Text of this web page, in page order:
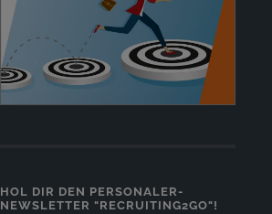
HOL DIR DEN PERSONALER-
NEWSLETTER "RECRUITING2GO"!